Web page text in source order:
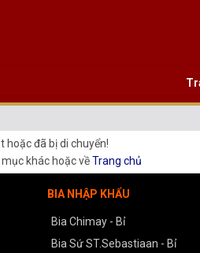
đã bị di chuyển!
khác hoặc vềTrang chủ
BIA NHẬP KHẨU
Bia Chimay - Bỉ
Bia Sứ ST.Sebastiaan - Bỉ